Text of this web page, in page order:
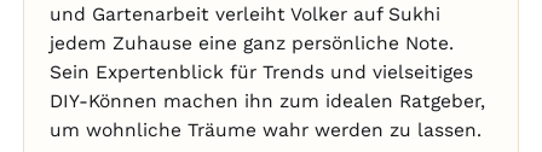
und Gartenarbeit verleiht Volker auf Sukhi
jedem Zuhause eine ganz persönliche Note.
Sein Expertenblick für Trends und vielseitiges
DIY-Können machen ihn zum idealen Ratgeber,
um wohnliche Träume wahr werden zu lassen.